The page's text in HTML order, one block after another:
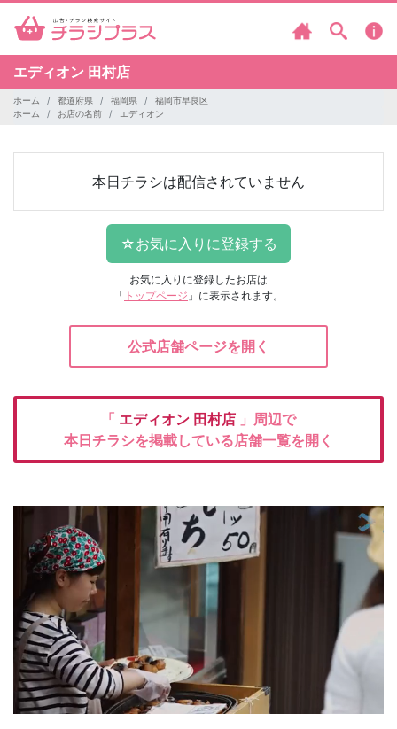
エディオン 田村店
ホーム 都道府県 福岡県
福岡市早良区
ホーム
お店の名前 エディオン
本日チラシは配信されていません
お気に入りに登録したお店は
「 トップページ 」に表示されます。
公式店舗ページを開く
「 エディオン 田村店 」周辺で
本日チラシを掲載している店舗一覧を開く